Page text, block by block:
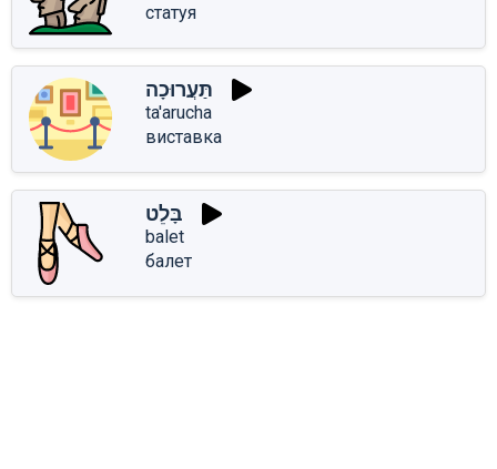
статуя
תַּעֲרוּכָה
ta'arucha
виставка
בָּלֵט
balet
балет